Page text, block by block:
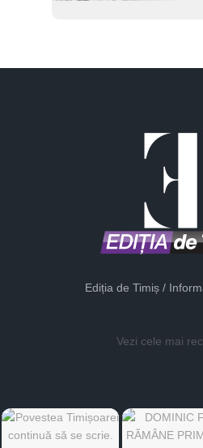
Ediția de Timiș /
Vezi cele mai